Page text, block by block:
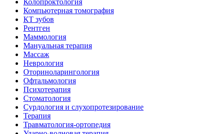
Колопроктология
Компьютерная томография
КТ зубов
Рентген
Маммология
Мануальная терапия
Массаж
Неврология
Оториноларингология
Офтальмология
Психотерапия
Стоматология
Сурдология и слухопротезирование
Терапия
Травматология-ортопедия